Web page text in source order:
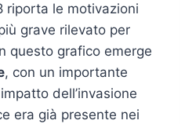
riporta le motivazioni
grave rilevato per
questo grafico emerge
, con un importante
dell’invasione
era già presente nei